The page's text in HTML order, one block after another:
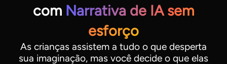
com Narrativa de IA sem
esforço
As crianças assistem a tudo o que desperta
sua imaginação, mas você decide o que elas